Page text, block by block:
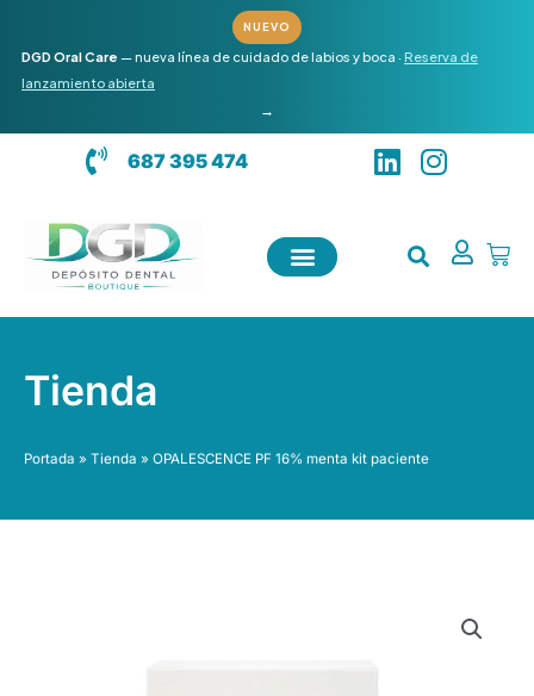
contenido
NUEVO
DGD Oral Care — nueva línea de cuidado de labios y boca · Reserva de
lanzamiento abierta
→
687 395 474
L
d
I
g
Tienda
Portada » Tienda » OPALESCENCE PF 16% menta kit paciente